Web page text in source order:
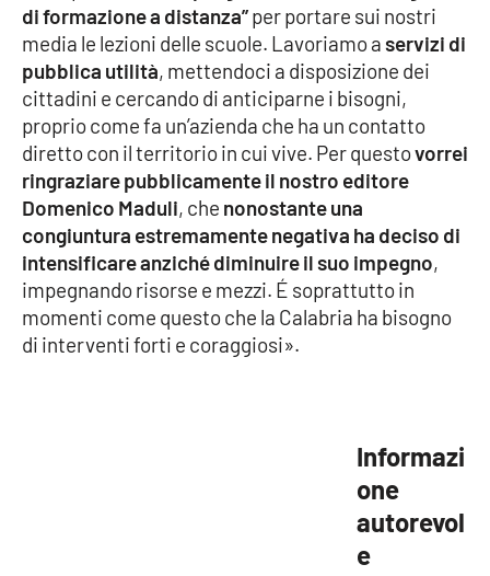
Lacplay.it
Lactv.it
Laconair.it
Lacitymag.it
Lacapitalenews.it
Ilreggino.it
Cosenzachannel.it
di formazione a distanza”per portare sui nostri
media le lezioni delle scuole. Lavoriamo aservizi di
pubblica utilità, mettendoci a disposizione dei
cittadini e cercando di anticiparne i bisogni,
proprio come fa un’azienda che ha un contatto
diretto con il territorio in cui vive. Per questovorrei
ringraziare pubblicamente il nostro editore
Domenico Maduli, che nonostante una
congiuntura estremamente negativa ha deciso di
intensificare anziché diminuire il suo impegno,
impegnando risorse e mezzi. É soprattutto in
momenti come questo che la Calabria ha bisogno
di interventi forti e coraggiosi».
Informazi
one
autorevol
e